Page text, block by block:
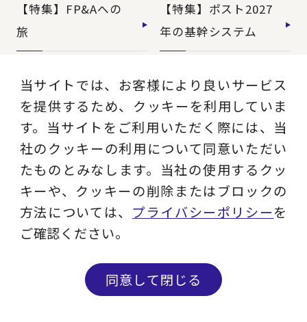
【特集】FP&Aへの
旅
【特集】ポスト2027
年の基幹システム
導のERP導入
最新ソリューション一覧
当サイトでは、お客様により良いサービス
を提供するため、クッキーを利用していま
す。当サイトをご利用いただく際には、当
社のクッキーの利用について同意いただい
たものとみなします。当社の使用するクッ
キーや、クッキーの削除またはブロックの
方法については、 プライバシーポリシーを
ご確認ください。
同意して閉じる